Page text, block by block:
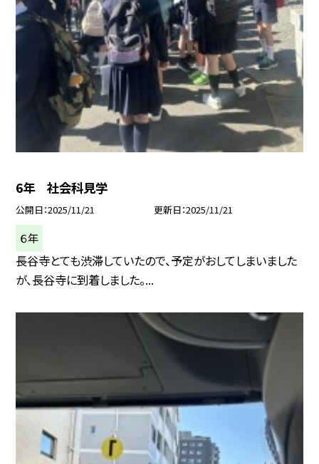
6年 社会科見学
公開日 2025/11/21 更新日 2025/11/21
６年
長谷寺とても渋滞していたので、予定がおしてしまいました
が、長谷寺に到着しました。...